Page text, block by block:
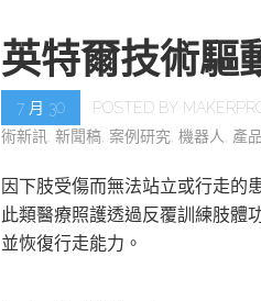
英特爾技術驅
7 月 30 POSTED BY
術新訊 新聞稿 案例研究 機器人 產
因下肢受傷而無法站立或行走的
此類醫療照護透過反覆訓練肢體
並恢復行走能力。